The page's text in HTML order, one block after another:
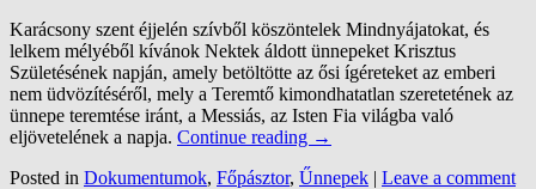
Karácsony szent éjjelén szívből köszöntelek Mindnyájatokat, és
lelkem mélyéből kívánok Nektek áldott ünnepeket Krisztus
Születésének napján, amely betöltötte az ősi ígéreteket az emberi
nem üdvözítéséről, mely a Teremtő kimondhatatlan szeretetének az
ünnepe teremtése iránt, a Messiás, az Isten Fia világba való
eljövetelének a napja. Continue reading →
Posted in Dokumentumok, Főpásztor, Űnnepek | Leave a comment